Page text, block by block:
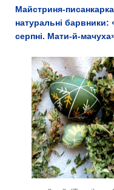
Майстриня-
натуральні
серпні. Мати-й-